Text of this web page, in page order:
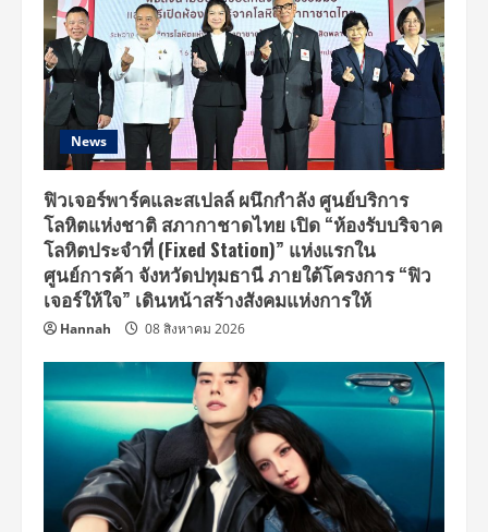
News
ฟิวเจอร์พาร์คและสเปลล์ ผนึกกำลัง ศูนย์บริการ
โลหิตแห่งชาติ สภากาชาดไทย เปิด “ห้องรับบริจาค
โลหิตประจำที่ (Fixed Station)” แห่งแรกใน
ศูนย์การค้า จังหวัดปทุมธานี ภายใต้โครงการ “ฟิว
เจอร์ให้ใจ” เดินหน้าสร้างสังคมแห่งการให้
Hannah 08 สิงหาคม 2026